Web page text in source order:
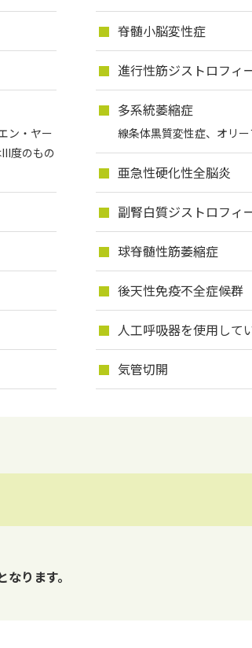
ン・ヤー
度のもの
脊髄小脳変性症
進行性筋ジストロフィ
多系統萎縮症
線条体黒質変性症、オリ
亜急性硬化性全脳炎
副腎白質ジストロフィ
球脊髄性筋萎縮症
後天性免疫不全症候群
人工呼吸器を使用して
気管切開
ります。